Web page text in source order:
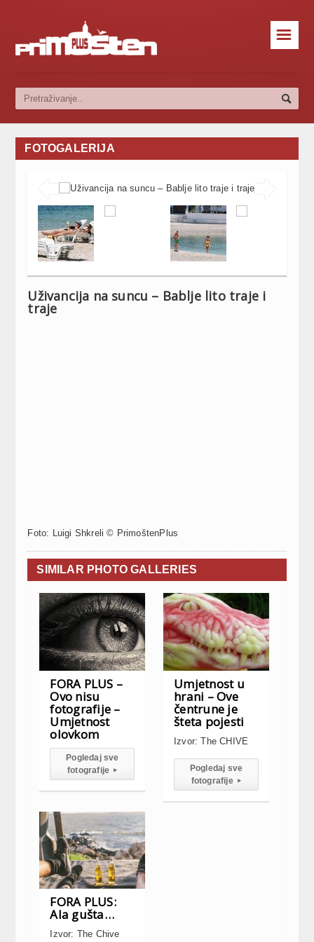
☰
FOTOGALERIJA

Uživancija na suncu – Bablje lito traje i
traje
Foto: Luigi Shkreli © PrimoštenPlus
SIMILAR PHOTO GALLERIES
FORA PLUS –
Ovo nisu
fotografije –
Umjetnost
olovkom
Pogledaj sve
fotografije▸
Umjetnost u
hrani – Ove
čentrune je
šteta pojesti
Izvor: The CHIVE
Pogledaj sve
fotografije▸
FORA PLUS:
Ala gušta…
Izvor: The Chive